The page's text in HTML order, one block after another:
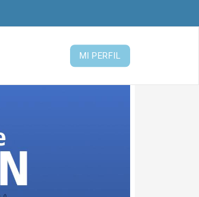
MI PERFIL